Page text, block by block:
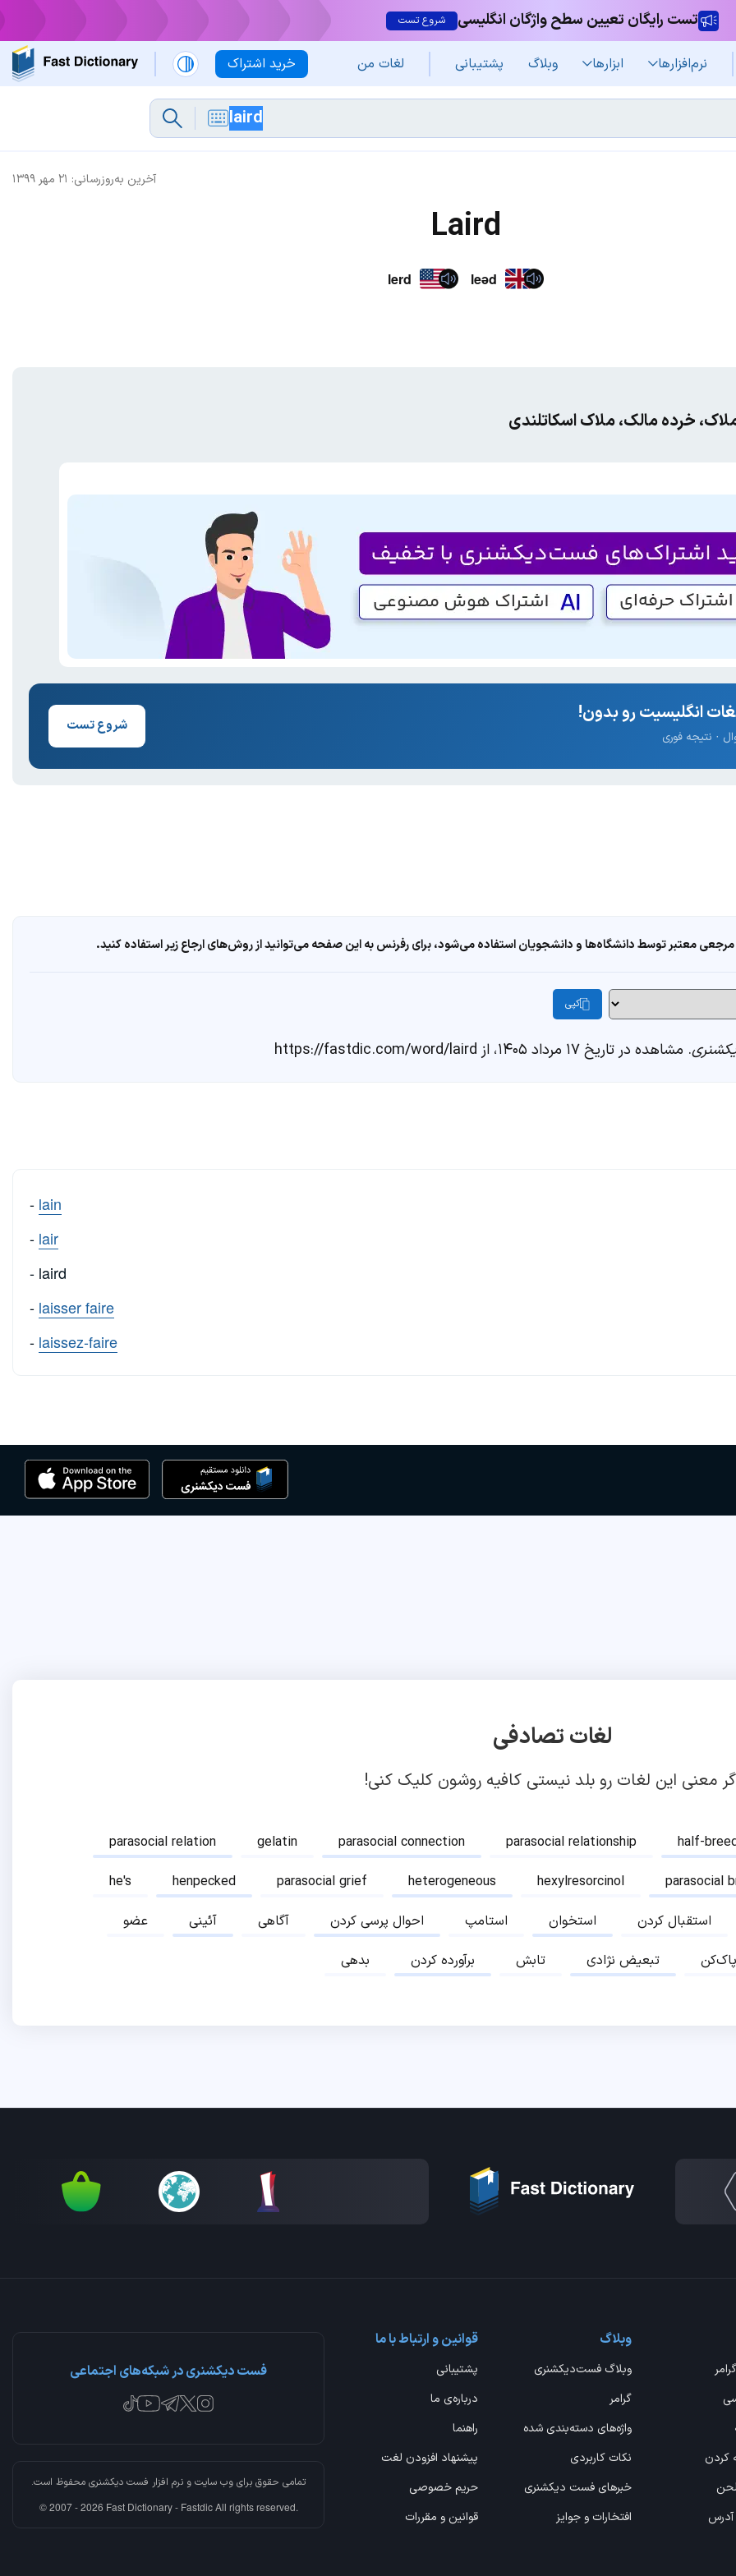
تست رایگان تعیین سطح واژگان انگلیسی شروع تست
خرید اشتراک نرم‌افزار‌ها ابزارها وبلاگ پشتیبانی لغات من
آخرین به‌روزرسانی: ۲۱ مهر ۱۳۹۹
Laird
lerd leəd
خرده مالک، ملاک اسکاتلندی
انگلیسیت رو بدون!
شروع تست
معتبر توسط دانشگاه‌ها و دانشجویان استفاده می‌شود، برای رفرنس به این صفحه می‌توانید از روش‌های ارجاع زیر استفاده کنید.
کپی
. مشاهده در تاریخ ۱۷ مرداد ۱۴۰۵، از https://fastdic.com/word/laird
- lain
- lair
- laird
- laisser faire
- laissez-faire
لغات تصادفی
معنی این لغات رو بلد نیستی کافیه روشون کلیک کنی!
parasocial relation gelatin parasocial connection parasocial relationship
half-
he's
henpecked parasocial grief heterogeneous hexylresorcinol
parasocial
عضو
آئینی آگاهی احوال پرسی کردن استامپ استخوان
استقبال کردن
بدهی
برآورده کردن تابش تبعیض نژادی
کردن
لحن
آدرس
وبلاگ
وبلاگ فست‌دیکشنری
گرامر
واژه‌های دسته‌بندی شده
نکات کاربردی
خبرهای فست دیکشنری
افتخارات و جوایز
قوانین و ارتباط با ما
پشتیبانی
درباره‌ی ما
راهنما
پیشنهاد افزودن لغت
حریم خصوصی
قوانین و مقررات
فست دیکشنری در شبکه‌های اجتماعی
تمامی حقوق برای وب سایت و نرم افزار فست دیکشنریمحفوظ است.
© 2007 - 2026 Fast Dictionary - Fastdic All rights reserved.